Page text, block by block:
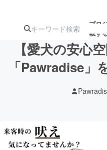
プロ
載す
ジェクト
アート・写真
【愛犬の安心
「Pawradise」